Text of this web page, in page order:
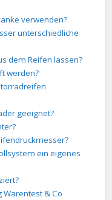
verwenden?
unterschiedliche
dem Reifen lassen?
werden?
geeignet?
ein eigenes
& Co